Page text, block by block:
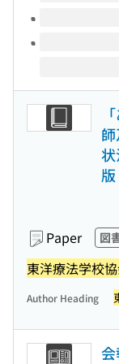
版
Paper 図
東洋療法学校
Author Heading